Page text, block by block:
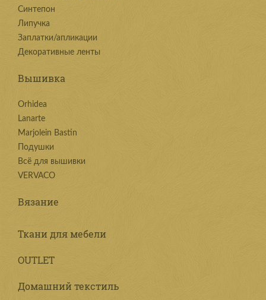
Синтепон
Липучка
Заплатки/апликации
Декоративные ленты
Вышивка
Orhidea
Lanarte
Marjolein Bastin
Подушки
Всё для вышивки
VERVACO
Вязание
Ткани для мебели
OUTLET
Домашний текстиль